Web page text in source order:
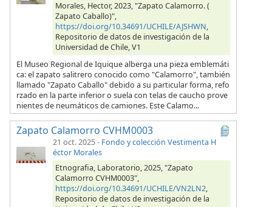
Morales, Hector, 2023, "Zapato Calamorro. (
Zapato Caballo)",
https://doi.org/10.34691/UCHILE/AJSHWN,
Repositorio de datos de investigación de la
Universidad de Chile, V1
El Museo Regional de Iquique alberga una pieza emblemáti
ca: el zapato salitrero conocido como "Calamorro", también
llamado "Zapato Caballo" debido a su particular forma, refo
rzado en la parte inferior o suela con telas de caucho prove
nientes de neumáticos de camiones. Este Calamo...
Zapato Calamorro CVHM0003
21 oct. 2025- Fondo y colección Vestimenta H
éctor Morales
Etnografia, Laboratorio, 2025, "Zapato
Calamorro CVHM0003",
https://doi.org/10.34691/UCHILE/VN2LN2,
Repositorio de datos de investigación de la